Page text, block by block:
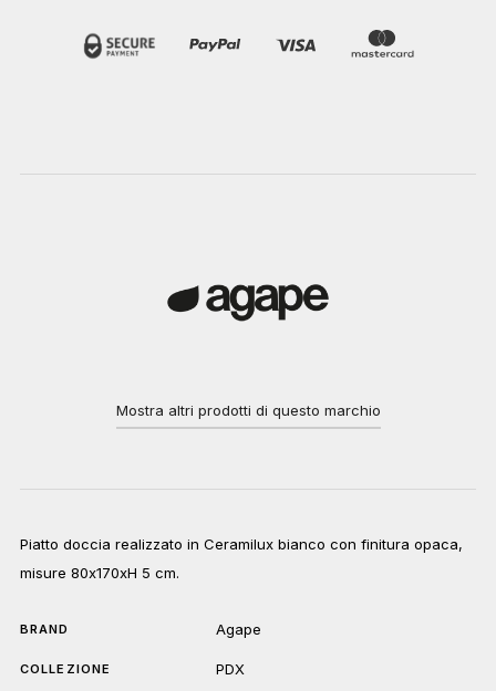
Mostra altri prodotti di questo marchio
Piatto doccia realizzato in Ceramilux bianco con finitura opaca,
misure 80x170xH 5 cm.
BRAND Agape
COLLEZIONE PDX